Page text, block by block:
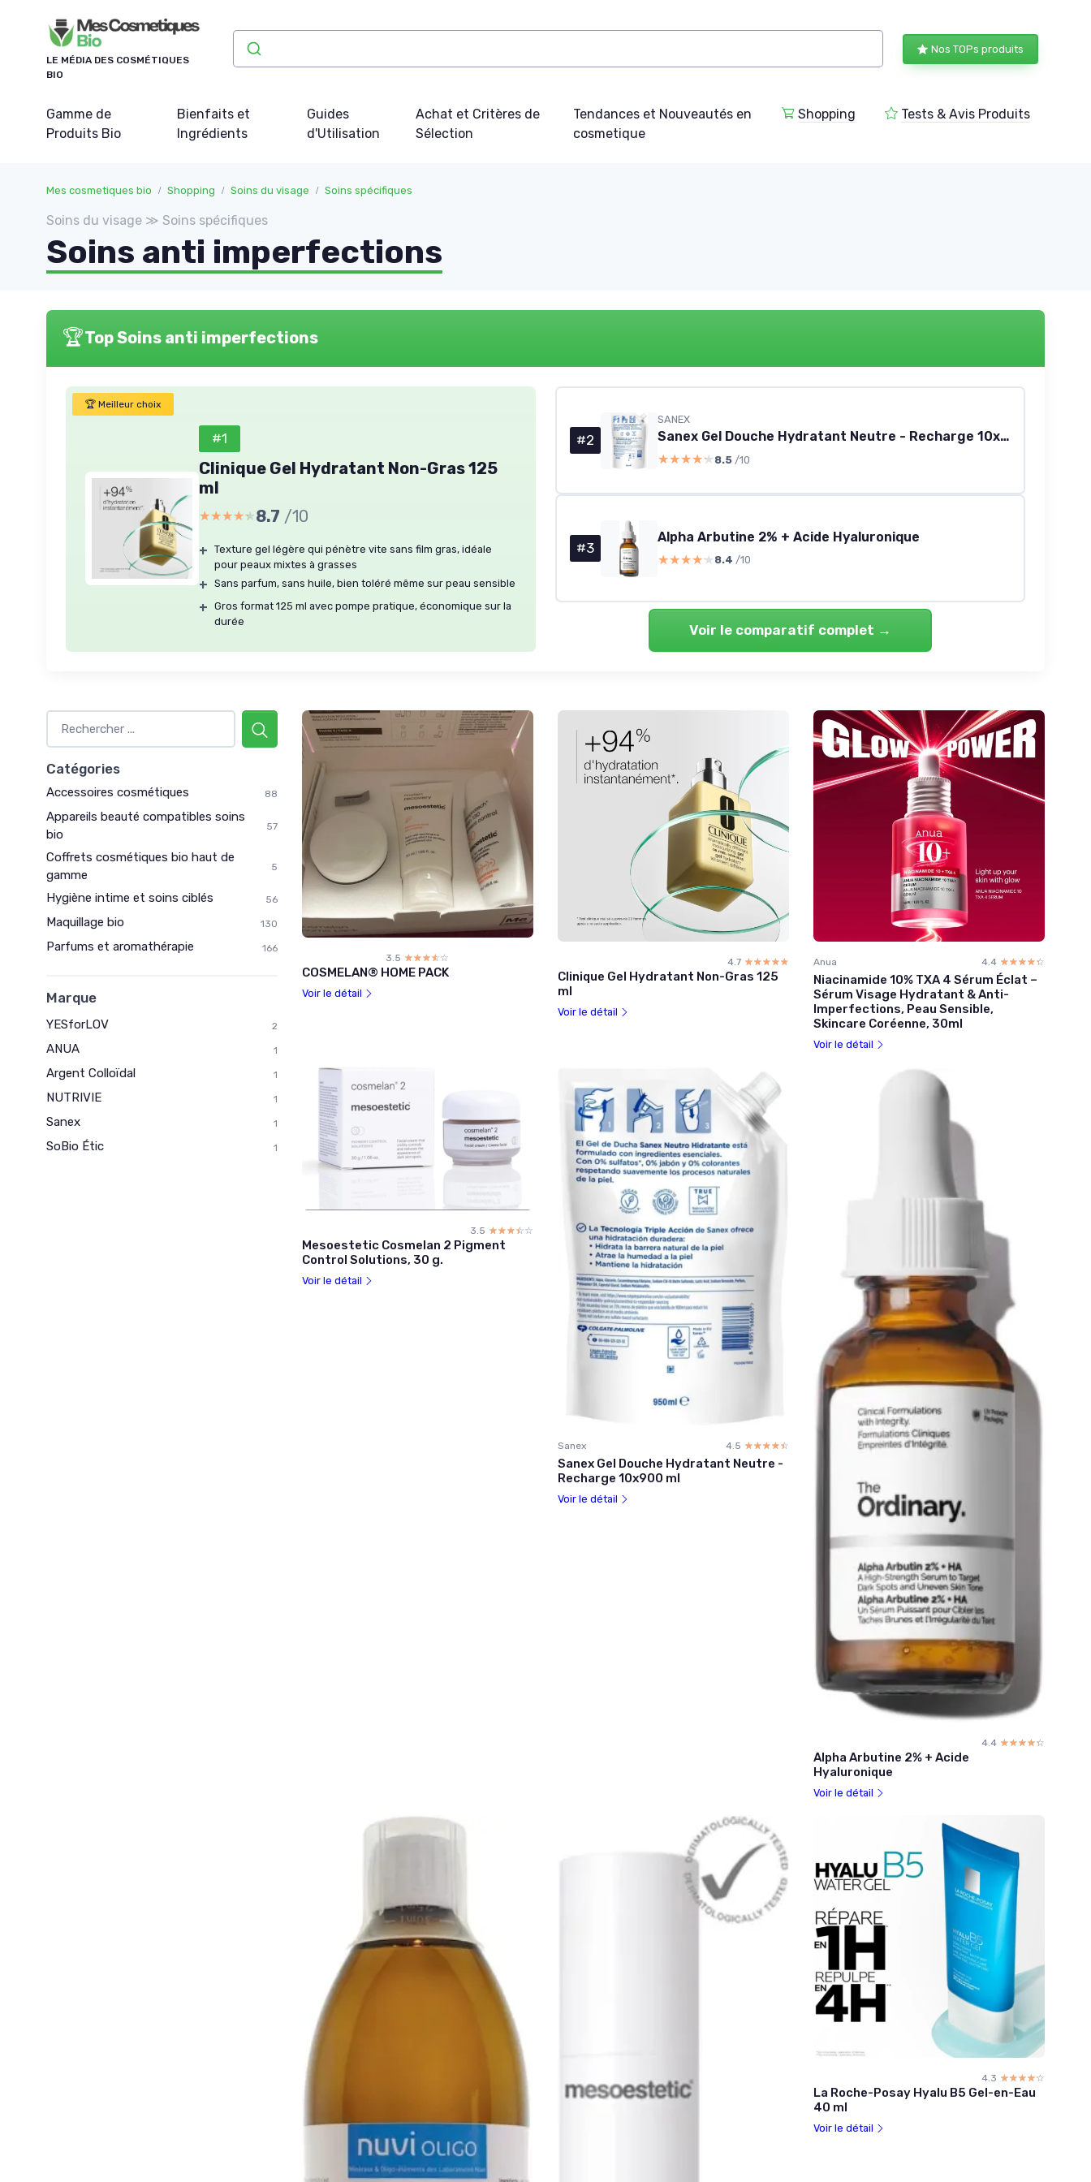
LE MÉDIA DES COSMÉTIQUES
BIO
Nos TOPs produits
Gamme de
Produits Bio
Bienfaits et
Ingrédients
Guides
d'Utilisation
Achat et Critères de
Sélection
Tendances et Nouveautés en
cosmetique
Shopping Tests & Avis Produits
Mes cosmetiques bio Shopping Soins du visage Soins spécifiques
Soins du visage ≫ Soins spécifiques
Soins anti imperfections
🏆Top Soins anti imperfections
🏆 Meilleur choix
#1
Clinique Gel Hydratant Non-Gras 125
ml
★★★★★
★★★★★8.7 /10
+ Texture gel légère qui pénètre vite sans film gras, idéale
pour peaux mixtes à grasses
+ Sans parfum, sans huile, bien toléré même sur peau sensible
+ Gros format 125 ml avec pompe pratique, économique sur la
durée
#2
SANEX
Sanex Gel Douche Hydratant Neutre - Recharge 10x900 ml
★★★★★
★★★★★ 8.5 /10
#3
Alpha Arbutine 2% + Acide Hyaluronique
★★★★★
★★★★★ 8.4 /10
Voir le comparatif complet →
Catégories
Accessoires cosmétiques 88
Appareils beauté compatibles soins
bio
57
Coffrets cosmétiques bio haut de
gamme
5
Hygiène intime et soins ciblés 56
Maquillage bio 130
Parfums et aromathérapie 166
Marque
YESforLOV 2
ANUA 1
Argent Colloïdal 1
NUTRIVIE 1
Sanex 1
SoBio Étic 1
3.5 ☆☆☆☆☆
★★★★★
COSMELAN® HOME PACK
Voir le détail
4.7 ☆☆☆☆☆
★★★★★
Clinique Gel Hydratant Non-Gras 125
ml
Voir le détail
Anua 4.4 ☆☆☆☆☆
★★★★★
Niacinamide 10% TXA 4 Sérum Éclat –
Sérum Visage Hydratant & Anti-
Imperfections, Peau Sensible,
Skincare Coréenne, 30ml
Voir le détail
3.5 ☆☆☆☆☆
★★★★★
Mesoestetic Cosmelan 2 Pigment
Control Solutions, 30 g.
Voir le détail
Sanex 4.5 ☆☆☆☆☆
★★★★★
Sanex Gel Douche Hydratant Neutre -
Recharge 10x900 ml
Voir le détail
4.4 ☆☆☆☆☆
★★★★★
Alpha Arbutine 2% + Acide
Hyaluronique
Voir le détail
4.3 ☆☆☆☆☆
★★★★★
La Roche-Posay Hyalu B5 Gel-en-Eau
40 ml
Voir le détail